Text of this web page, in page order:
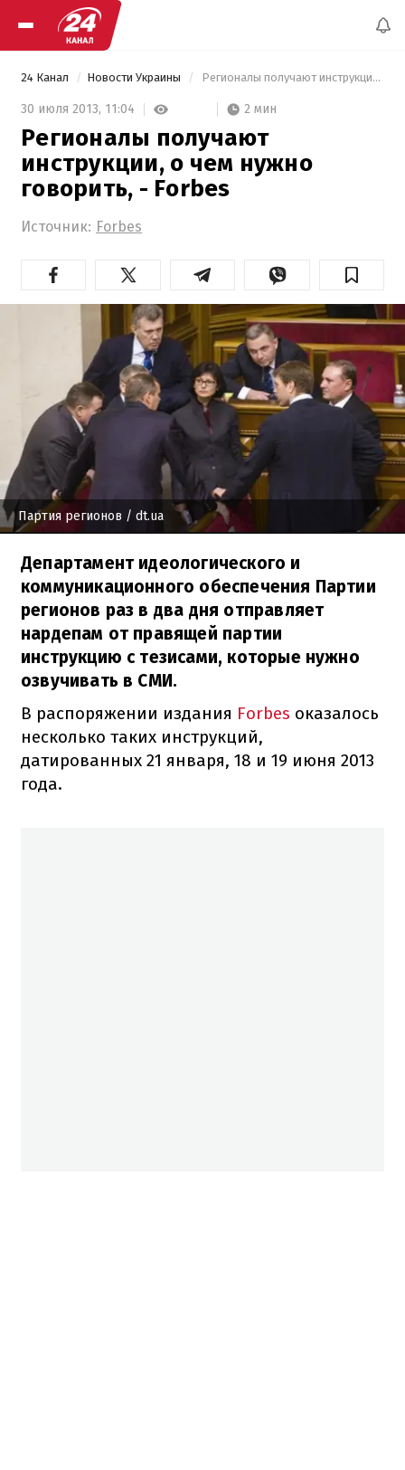
24 Канал Новости Украины Регионалы получают инструкции, о чем нужно говорить, - Forbes
30 июля 2013, 11:04 2 мин
Регионалы получают
инструкции, о чем нужно
говорить, - Forbes
Источник: Forbes
Партия регионов / dt.ua
Департамент идеологического и
коммуникационного обеспечения Партии
регионов раз в два дня отправляет
нардепам от правящей партии
инструкцию с тезисами, которые нужно
озвучивать в СМИ.
В распоряжении издания Forbes оказалось
несколько таких инструкций,
датированных 21 января, 18 и 19 июня 2013
года.